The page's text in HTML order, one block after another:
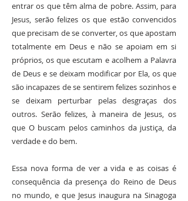
entrar os que têm alma de pobre. Assim, para
Jesus, serão felizes os que estão convencidos
que precisam de se converter, os que apostam
totalmente em Deus e não se apoiam em si
próprios, os que escutam e acolhem a Palavra
de Deus e se deixam modificar por Ela, os que
são incapazes de se sentirem felizes sozinhos e
se deixam perturbar pelas desgraças dos
outros. Serão felizes, à maneira de Jesus, os
que O buscam pelos caminhos da justiça, da
verdade e do bem.
Essa nova forma de ver a vida e as coisas é
consequência da presença do Reino de Deus
no mundo, e que Jesus inaugura na Sinagoga